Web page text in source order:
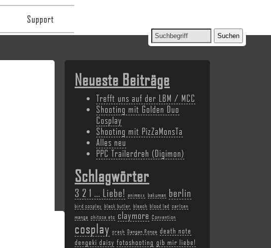
Support
Neueste Beiträge
Trefft uns auf der LBM / MCC
Shooting mit Golden Duo
Cosplay
Shooting mit PizZaMonsTa
Alles neu
PPC Trailerdreh (Digimon)
Schlagwörter
3 2 1 ... Liebe! animexx bakuman berlin
bird cosplay black butler bleach blood lad carlsen
manga chitose etc claymore Convention
cosplay crash Dangan Ronpa death note
dengeki daisy fotoshooting gib mir liebe!